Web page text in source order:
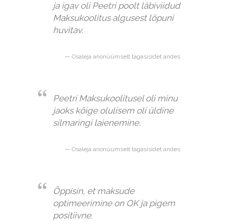
ja igav oli Peetri poolt läbiviidud
Maksukoolitus algusest lõpuni
huvitav.
Osaleja anonüümselt tagasisidet andes
Peetri Maksukoolitusel oli minu
jaoks kõige olulisem oli üldine
silmaringi laienemine.
Osaleja anonüümselt tagasisidet andes
Õppisin, et maksude
optimeerimine on OK ja pigem
positiivne.